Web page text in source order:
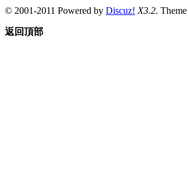
© 2001-2011 Powered by Discuz! X3.2.
返回頂部